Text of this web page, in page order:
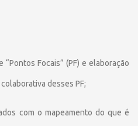
Focais” (PF) e elaboração
desses PF;
com o mapeamento do que é